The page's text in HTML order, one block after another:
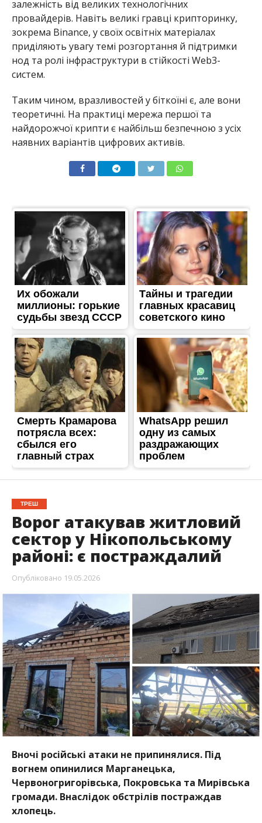
ТРЕШ
Ворог атакував житловий
сектор у Нікопольському
районі: є постраждалий
Опубліковано19.05.2026
Вночі російські атаки не припинялися. Під
вогнем опинилися Марганецька,
Червоногригорівська, Покровська та Мирівська
громади. Внаслідок обстрілів постраждав
хлопець.
Про це повідомляєІнформаторіз посиланням на
очільника Нікопольської РВА Івана Базилюка.
19 травня через російські атаки у Нікопольському
районі пошкоджена адміністративна будівля та
приватний будинок.
Пізно увечері 18 травня внаслідок російської атаки
по Марганецькій громаді поранення отримав 22-